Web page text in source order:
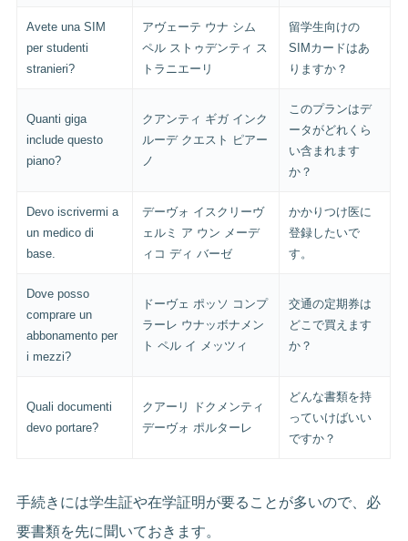
Avete una SIM
per studenti
stranieri?
アヴェーテ ウナ シム
ペル ストゥデンティ ス
トラニエーリ
留学生向けの
SIMカードはあ
りますか？
Quanti giga
include questo
piano?
クアンティ ギガ インク
ルーデ クエスト ピアー
ノ
このプランはデ
ータがどれくら
い含まれます
か？
Devo iscrivermi a
un medico di
base.
デーヴォ イスクリーヴ
ェルミ ア ウン メーデ
ィコ ディ バーゼ
かかりつけ医に
登録したいで
す。
Dove posso
comprare un
abbonamento per
i mezzi?
ドーヴェ ポッソ コンプ
ラーレ ウナッボナメン
ト ペル イ メッツィ
交通の定期券は
どこで買えます
か？
Quali documenti
devo portare?
クアーリ ドクメンティ
デーヴォ ポルターレ
どんな書類を持
っていけばいい
ですか？
手続きには学生証や在学証明が要ることが多いので、必
要書類を先に聞いておきます。